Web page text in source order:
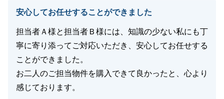
安心してお任せすることができました
担当者Ａ様と担当者Ｂ様には、知識の少ない私にも丁
寧に寄り添ってご対応いただき、安心してお任せする
ことができました。
お二人のご担当物件を購入できて良かったと、心より
感じております。